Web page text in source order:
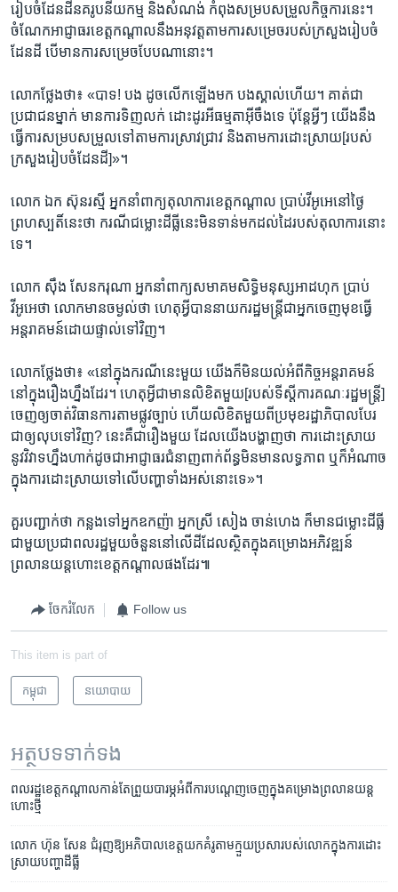
រៀបចំដែន​ដី​នគរូបនីយ​កម្ម ​និង​សំណង់​ កំពុង​សម្រប​សម្រួល​កិច្ចការ​នេះ។​
ចំណែកអាជ្ញាធរ​ខេត្ត​កណ្តាល​នឹង​អនុវត្ត​តាមការ​សម្រេច​របស់​ក្រសួង​រៀបចំ​
ដែន​ដី​ បើ​មាន​ការសម្រេច​បែប​ណា​នោះ។​
លោក​ថ្លែ​ង​ថា៖ ​«បាទ! ​បង​ ដូច​លើក​ឡើង​មក​ បង​ស្គាល់​ហើយ។​ គាត់​ជា​
ប្រជាជន​ម្នាក់​ មាន​ការ​ទិញ​លក់ ​ដោះ​ដូរ​អី​ធម្មតា​អ៊ីចឹង​ទេ​ ប៉ុន្តែ​អ្វីៗ ​យើង​នឹង​
ធ្វើ​ការ​សម្រប​សម្រួល​ទៅ​តាម​ការ​ស្រាវជ្រាវ ​និង​តាម​ការ​ដោះ​ស្រាយ​[របស់​
ក្រសួង​រៀបចំ​ដែន​ដី]»។​
លោក​ ឯក ស៊ុនរស្មី ​អ្នកនាំ​ពាក្យ​តុលាការ​ខេត្ត​កណ្តាល​ ប្រាប់​វីអូអេ​នៅ​ថ្ងៃ​
ព្រហស្បតិ៍​នេះ​ថា​ ករណី​ជម្លោះ​ដីធ្លី​នេះ​មិន​ទាន់មក​ដល់​ដៃ​របស់​តុលាការ​នោះ​
ទេ។​
លោក ​ស៊ឹង សែនករុណា​ អ្នក​នាំពាក្យ​សមាគម​សិទ្ធិ​មនុស្ស​អាដហុក​ ប្រាប់​
វីអូអេ​ថា​ លោក​មាន​ចម្ងល់​ថា​ ហេតុ​អ្វី​បាន​នាយក​រដ្ឋ​មន្ត្រី​ជា​អ្នក​ចេញ​មុខ​ធ្វើ​
អន្តរាគមន៍​ដោយ​ផ្ទាល់​ទៅ​វិញ។​
លោក​ថ្លែង​ថា៖ ​«នៅ​ក្នុង​ករណី​នេះ​មួយ យើ​ង​ក៏​មិន​យល់​អំពី​កិច្ច​អន្តរាគមន៍​
នៅ​ក្នុង​រឿង​ហ្នឹង​ដែរ។​ ហេតុ​អ្វី​ជា​មាន​លិខិត​មួយ​[របស់​ទីស្តី​ការ​គណៈ​រដ្ឋមន្ត្រី]
​ចេញ​ឲ្យ​ចាត់​វិធានការ​តាម​ផ្លូវ​ច្បាប់​ ហើយ​លិខិត​មួយ​ពី​ប្រមុខ​រដ្ឋាភិបាល​បែរ​
ជា​ឲ្យ​លុប​ទៅ​វិញ? នេះ​គឺជា​រឿង​មួយ​ ដែល​យើង​បង្ហាញ​ថា ​ការ​ដោះ​ស្រាយ​
នូវ​វិវាទ​ហ្នឹង​ហាក់​ដូច​ជា​អាជ្ញាធរ​ជំនាញ​ពាក់​ព័ន្ធ​មិន​មាន​លទ្ធភាព​ ឬ​ក៏​អំណាច​
ក្នុង​ការ​ដោះស្រាយ​ទៅ​លើ​បញ្ហា​ទាំង​អស់​នោះ​ទេ»។​
គួរ​បញ្ជាក់​ថា​ កន្លង​ទៅ​អ្នក​ឧកញ៉ា​ អ្នក​ស្រី ​សៀង ចាន់ហេង ​ក៏​មាន​ជម្លោះ​ដីធ្លី​
ជាមួយ​ប្រជា​ពលរដ្ឋ​មួយ​ចំនួន​នៅ​លើ​ដី​ដែល​ស្ថិត​ក្នុង​គម្រោង​អភិវឌ្ឍន៍​
ព្រលាន​យន្ត​ហោះ​ខេត្ត​កណ្តាល​ផង​ដែរ៕
ចែករំលែក Follow us
This item is part of
កម្ពុជា នយោបាយ
អត្ថបទ​ទាក់ទង
ពល​រដ្ឋខេត្ត​កណ្តាល​កាន់​តែ​ព្រួយ​បារម្ភ​អំពី​ការ​បណ្តេញ​ចេញ​ក្នុង​គម្រោង​ព្រលាន​យន្ត​
ហោះ​ថ្មី
លោក ​ហ៊ុន សែន​ ជំរុញ​ឱ្យ​អភិបាល​ខេត្ត​យក​គំរូ​តាម​ក្មួយ​ប្រសា​របស់​លោក​ក្នុង​ការ​ដោះ​
ស្រាយ​បញ្ហា​ដីធ្លី